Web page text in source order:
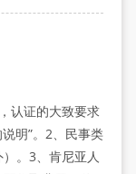
认证的大致要求
明”。2、民事类
。3、肯尼亚人